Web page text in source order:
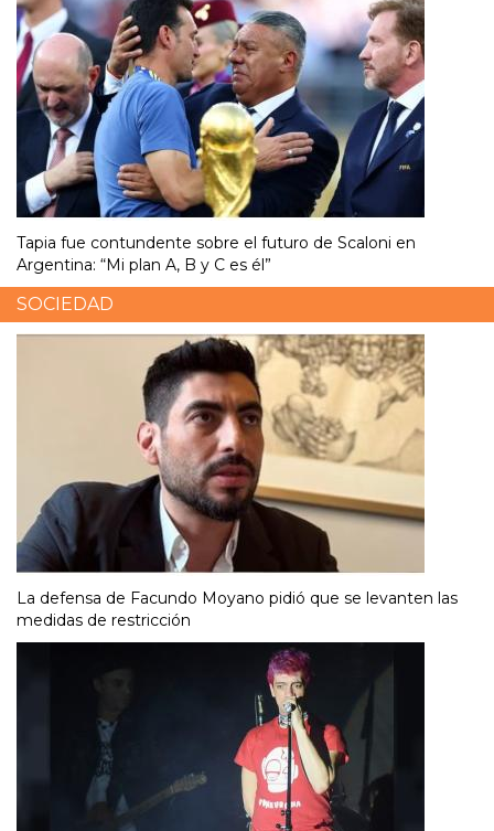
Tapia fue contundente sobre el futuro de Scaloni en
Argentina: “Mi plan A, B y C es él”
SOCIEDAD
La defensa de Facundo Moyano pidió que se levanten las
medidas de restricción